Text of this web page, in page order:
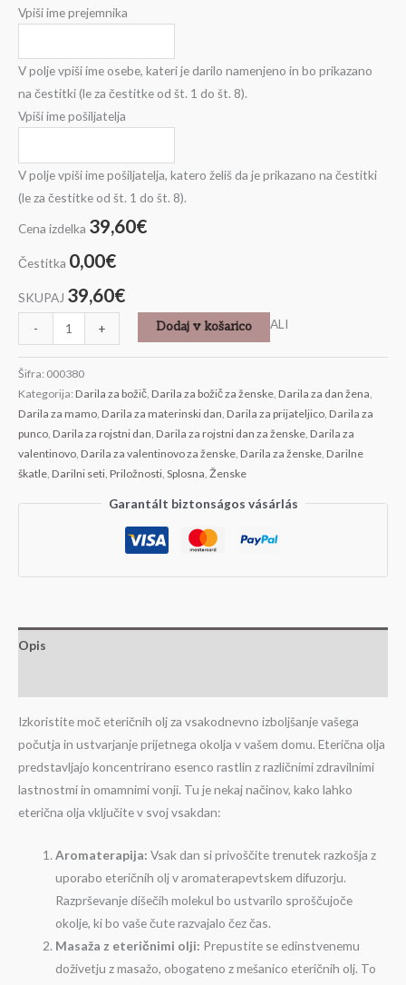
Vpiši ime prejemnika
V polje vpiši ime osebe, kateri je darilo namenjeno in bo prikazano
na čestitki (le za čestitke od št. 1 do št. 8).
Vpiši ime pošiljatelja
V polje vpiši ime pošiljatelja, katero želiš da je prikazano na čestitki
(le za čestitke od št. 1 do št. 8).
Cena izdelka 39,60€
Čestitka 0,00€
SKUPAJ 39,60€
- + Dodaj v košarico ALI
Šifra: 000380
Kategorija: Darila za božič Darila za božič za ženske Darila za dan žena
Darila za mamo Darila za materinski dan Darila za prijateljico Darila za
punco Darila za rojstni dan Darila za rojstni dan za ženske Darila za
valentinovo Darila za valentinovo za ženske Darila za ženske Darilne
škatle Darilni seti Priložnosti Splosna Ženske
Garantált biztonságos vásárlás
Opis
Izkoristite moč eteričnih olj za vsakodnevno izboljšanje vašega
počutja in ustvarjanje prijetnega okolja v vašem domu. Eterična olja
predstavljajo koncentrirano esenco rastlin z različnimi zdravilnimi
lastnostmi in omamnimi vonji. Tu je nekaj načinov, kako lahko
eterična olja vključite v svoj vsakdan:
Aromaterapija: Vsak dan si privoščite trenutek razkošja z
uporabo eteričnih olj v aromaterapevtskem difuzorju.
Razprševanje dišečih molekul bo ustvarilo sproščujoče
okolje, ki bo vaše čute razvajalo čez čas.
Masaža z eteričnimi olji: Prepustite se edinstvenemu
doživetju z masažo, obogateno z mešanico eteričnih olj. To